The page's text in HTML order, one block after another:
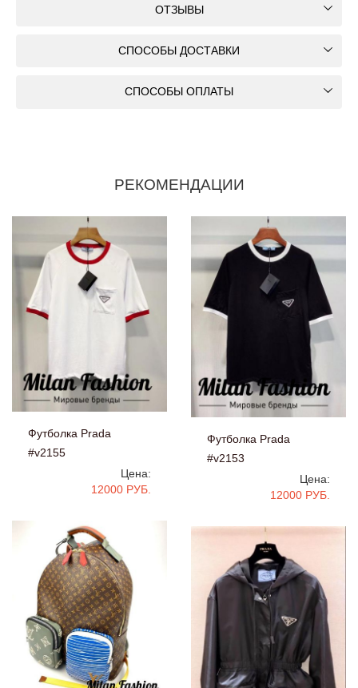
ОТЗЫВЫ
СПОСОБЫ ДОСТАВКИ
СПОСОБЫ ОПЛАТЫ
РЕКОМЕНДАЦИИ
Футболка Prada
#v2155
Цена:
12000 РУБ.
Футболка Prada
#v2153
Цена:
12000 РУБ.